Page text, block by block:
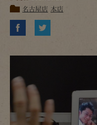
名古屋店 本店